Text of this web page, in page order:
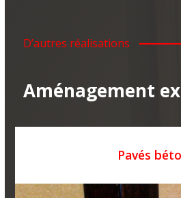
D’autres réalisations
Aménagement
Pavés